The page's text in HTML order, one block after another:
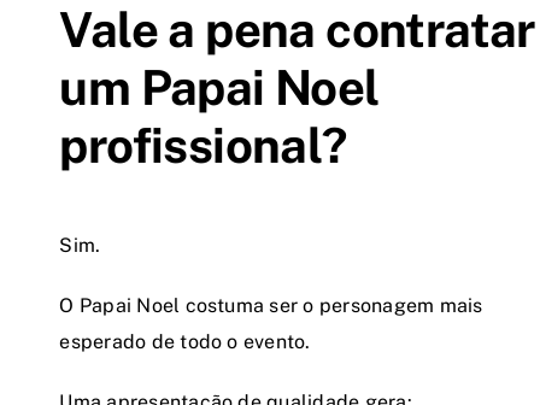
Vale a pena contratar
um Papai Noel
profissional?
Sim.
O Papai Noel costuma ser o personagem mais
esperado de todo o evento.